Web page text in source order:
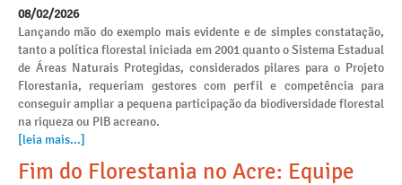
08/02/2026
Lançando mão do exemplo mais evidente e de simples constatação,
tanto a política florestal iniciada em 2001 quanto o Sistema Estadual
de Áreas Naturais Protegidas, considerados pilares para o Projeto
Florestania, requeriam gestores com perfil e competência para
conseguir ampliar a pequena participação da biodiversidade florestal
na riqueza ou PIB acreano.
[leia mais...]
Fim do Florestania no Acre: Equipe